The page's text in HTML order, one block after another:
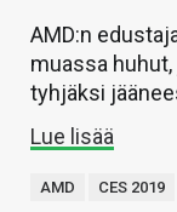
AMD:n
muassa
tyhjäksi
Lue lisää
AMD CES 2019